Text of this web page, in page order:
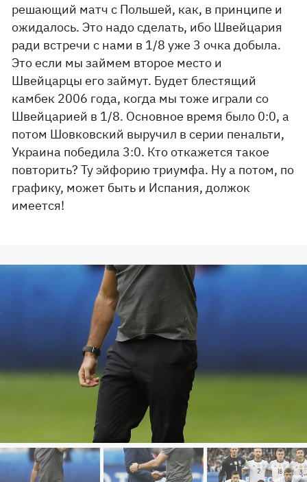
решающий матч с Польшей, как, в принципе и
ожидалось. Это надо сделать, ибо Швейцария
ради встречи с нами в 1/8 уже 3 очка добыла.
Это если мы займем второе место и
Швейцарцы его займут. Будет блестящий
камбек 2006 года, когда мы тоже играли со
Швейцарией в 1/8. Основное время было 0:0, а
потом Шовковский выручил в серии пенальти,
Украина победила 3:0. Кто откажется такое
повторить? Ту эйфорию триумфа. Ну а потом, по
графику, может быть и Испания, должок
имеется!